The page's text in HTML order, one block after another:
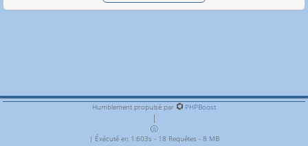
Humblement propulsé par PHPBoost
|
| Éxécuté en 1.603s - 18 Requêtes - 8 MB